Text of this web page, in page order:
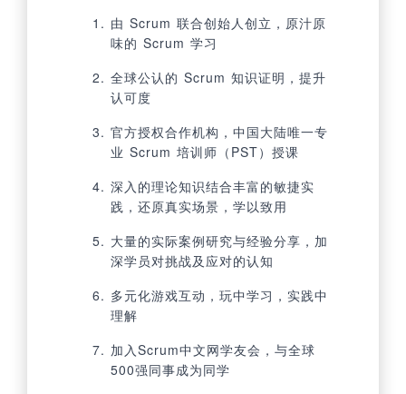
由 Scrum 联合创始人创立，原汁原
味的 Scrum 学习
全球公认的 Scrum 知识证明，提升
认可度
官方授权合作机构，中国大陆唯一专
业 Scrum 培训师（PST）授课
深入的理论知识结合丰富的敏捷实
践，还原真实场景，学以致用
大量的实际案例研究与经验分享，加
深学员对挑战及应对的认知
多元化游戏互动，玩中学习，实践中
理解
加入Scrum中文网学友会，与全球
500强同事成为同学